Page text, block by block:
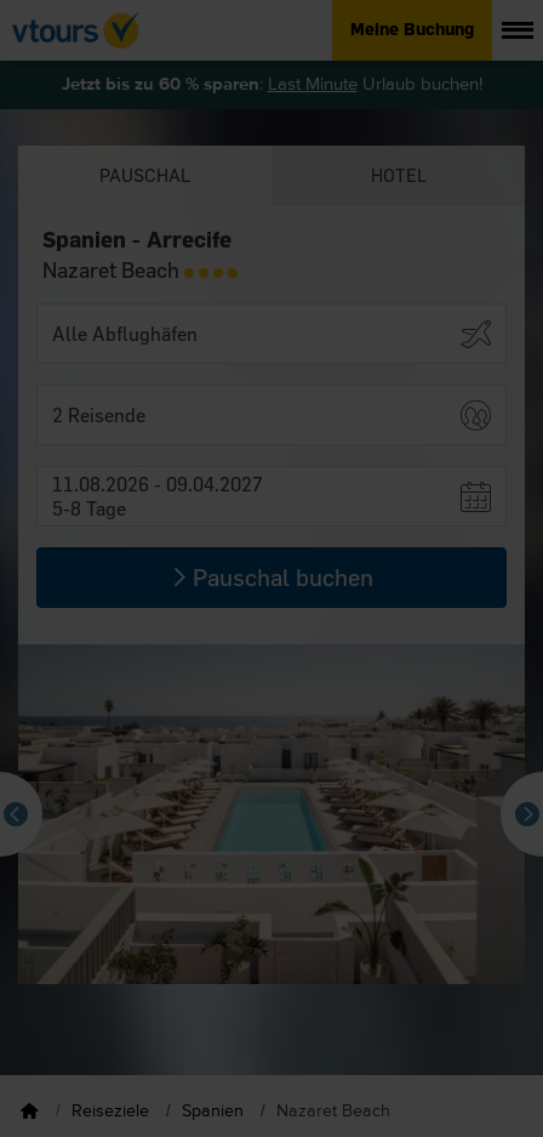
Meine Buchung
Jetzt bis zu 60 % sparen: Last MinuteUrlaub buchen!
PAUSCHAL HOTEL
Spanien - Arrecife
Nazaret Beach
2 Reisende
11.08.2026 - 09.04.2027
5-8 Tage
Pauschal buchen
Reiseziele Spanien Nazaret Beach